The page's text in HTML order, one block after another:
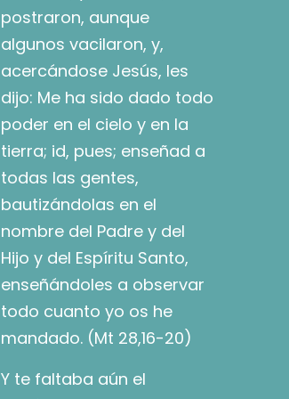
postraron, aunque
algunos vacilaron, y,
acercándose Jesús, les
dijo: Me ha sido dado todo
poder en el cielo y en la
tierra; id, pues; enseñad a
todas las gentes,
bautizándolas en el
nombre del Padre y del
Hijo y del Espíritu Santo,
enseñándoles a observar
todo cuanto yo os he
mandado. (Mt 28,16-20)
Y te faltaba aún el